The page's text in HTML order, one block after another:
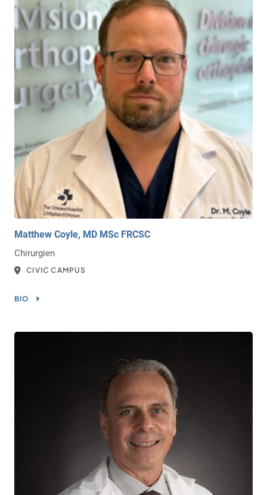
Matthew Coyle, MD MSc FRCSC
Chirurgien
CIVIC CAMPUS
BIO